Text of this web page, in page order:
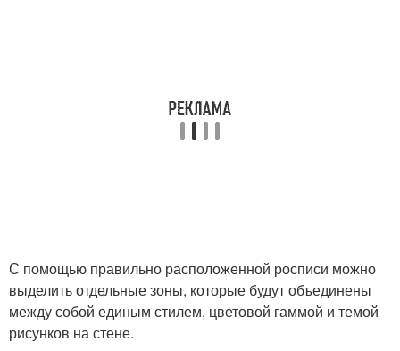
С помощью правильно расположенной росписи можно
выделить отдельные зоны, которые будут объединены
между собой единым стилем, цветовой гаммой и темой
рисунков на стене.